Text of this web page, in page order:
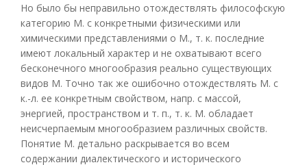
Но было бы неправильно отождествлять философскую
категорию М. с конкретными физическими или
химическими представлениями о М., т. к. последние
имеют локальный характер и не охватывают всего
бесконечного многообразия реально существующих
видов М. Точно так же ошибочно отождествлять М. с
к.-л. ее конкретным свойством, напр. с массой,
энергией, пространством и т. п., т. к. М. обладает
неисчерпаемым многообразием различных свойств.
Понятие М. детально раскрывается во всем
содержании диалектического и исторического